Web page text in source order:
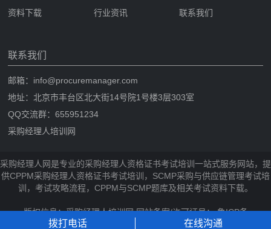
资料下载 行业资讯 联系我们
联系我们
邮箱：info@procuremanager.com
地址：北京市丰台区北大街14号院1号楼3层303室
QQ交流群：655951234
采购经理人培训网
采购经理人网是专业的采购经理人资格证书考试培训一站式服务网站，提
供CPPM采购经理人资格证书考试培训，SCMP采购与供应链管理考试培
训，考试攻略流程，CPPM与SCMP题库及相关考试资料下载。
版权信息：采购经理人培训网 网站备案/许可证号：鲁ICP备
拨打电话 在线沟通